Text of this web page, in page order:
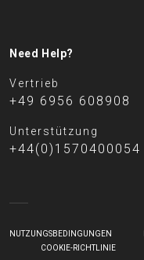
Need Help?
Vertrieb
+49 6956 608908
Unterstützung
+44(0)1570400054
NUTZUNGSBEDINGUNGEN
COOKIE-RICHTLINIE